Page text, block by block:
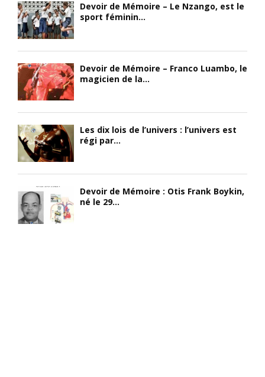
Devoir de Mémoire – Le Nzango, est le
sport féminin...
Devoir de Mémoire – Franco Luambo, le
magicien de la...
Les dix lois de l’univers : l’univers est
régi par...
Devoir de Mémoire : Otis Frank Boykin,
né le 29...